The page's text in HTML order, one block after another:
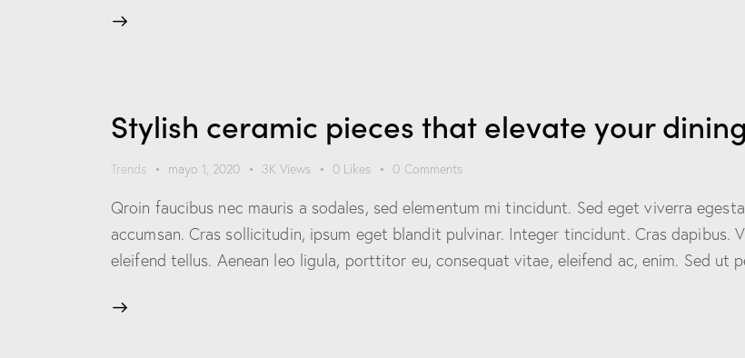
Stylish ceramic pieces that elevate your
Trends mayo 1, 2020 3K Views 0 Likes 0 Comments
Qroin faucibus nec mauris a sodales, sed elementum mi tincidunt. Sed eget viverra
accumsan. Cras sollicitudin, ipsum eget blandit pulvinar. Integer tincidunt. Cras dapibus.
eleifend tellus. Aenean leo ligula, porttitor eu, consequat vitae, eleifend ac, enim. Sed ut